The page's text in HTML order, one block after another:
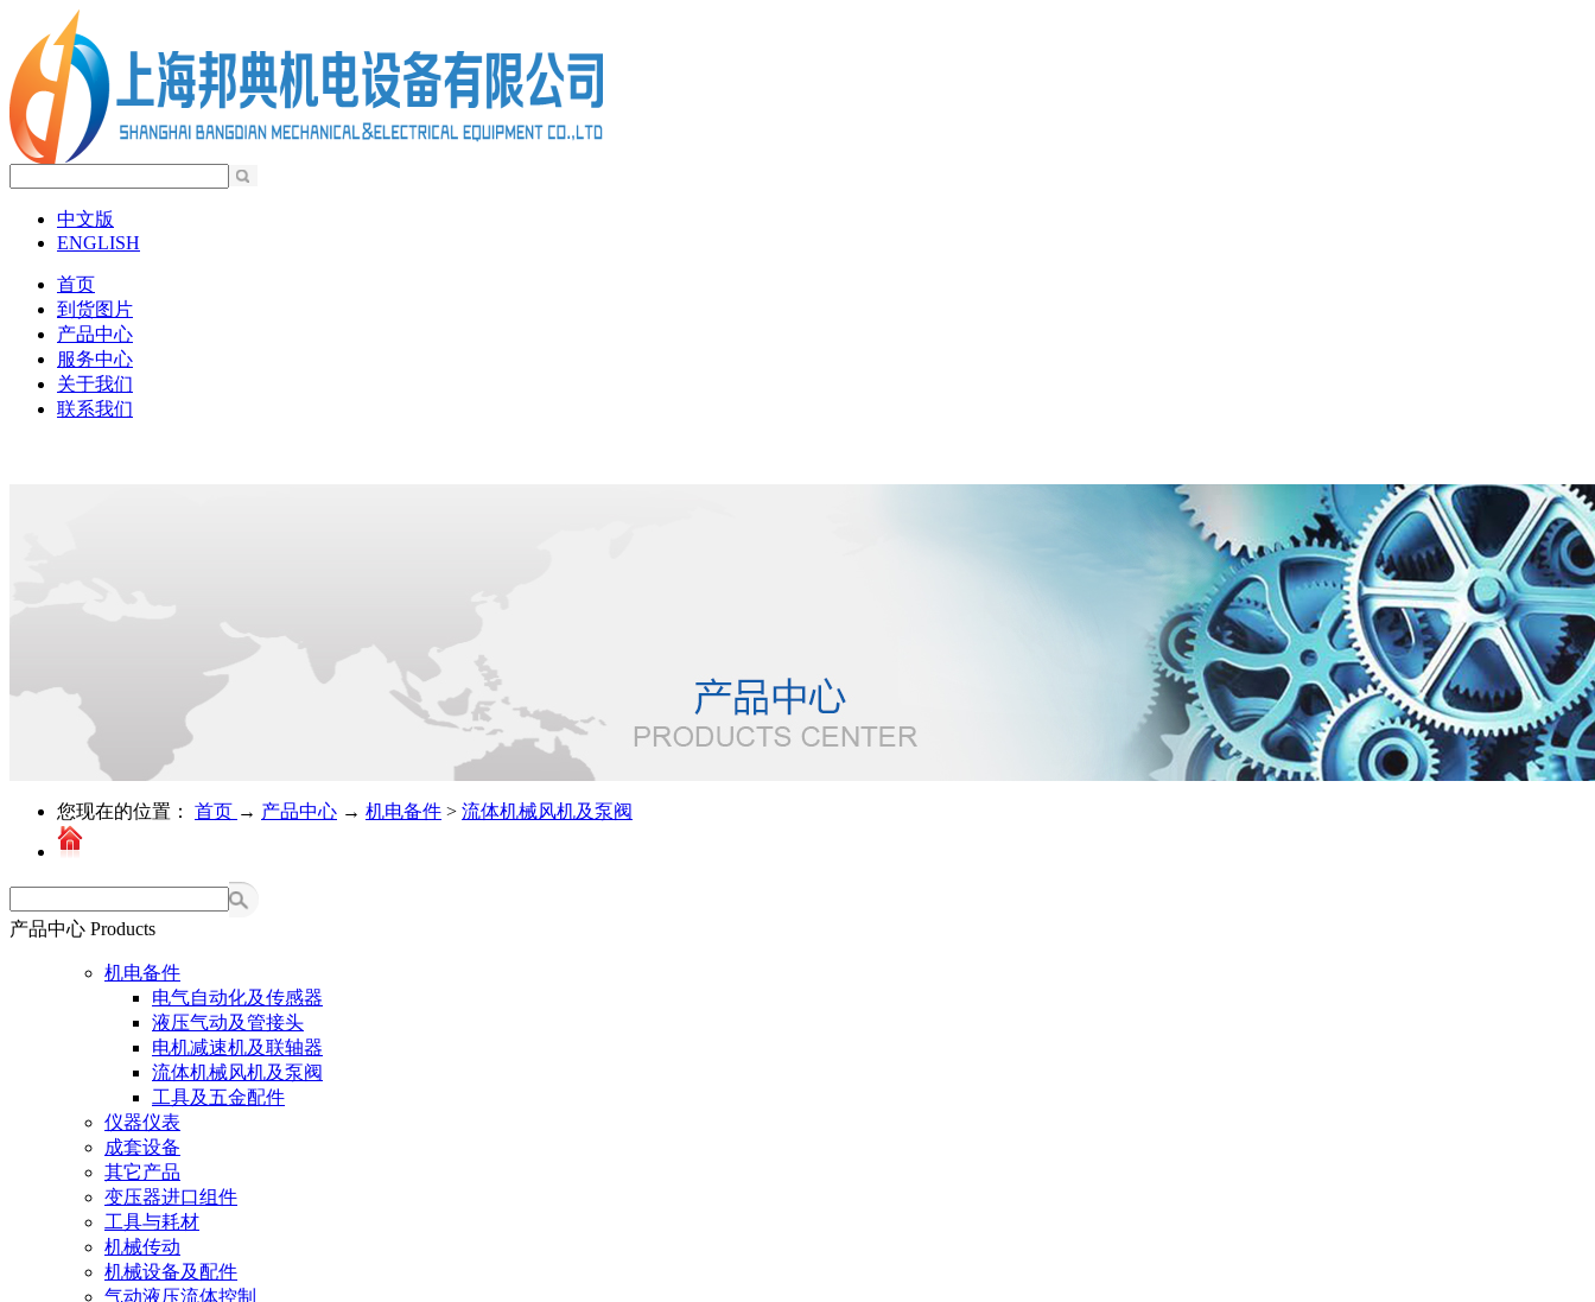
中文版
ENGLISH
首页
到货图片
产品中心
服务中心
关于我们
联系我们
您现在的位置： 首页 → 产品中心 → 机电备件 > 流体机械风机及泵阀
产品中心 Products
机电备件
电气自动化及传感器
液压气动及管接头
电机减速机及联轴器
流体机械风机及泵阀
工具及五金配件
仪器仪表
成套设备
其它产品
变压器进口组件
工具与耗材
机械传动
机械设备及配件
气动液压流体控制